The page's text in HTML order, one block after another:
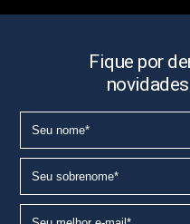
Fique por